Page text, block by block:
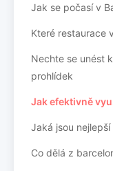
Jak se počasí v
Které restaurace
Nechte se unést
prohlídek
Jak efektivně
Jaká jsou
Co dělá z